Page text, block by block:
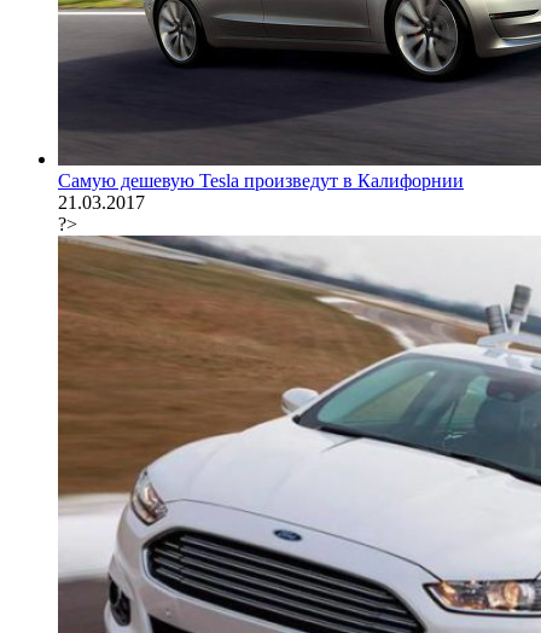
Самую дешевую Tesla произведут в Калифорнии
21.03.2017
?>